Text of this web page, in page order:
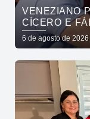
VENEZIANO
CÍCERO E
ESTAMOS
MAS
6 de agosto de 2026